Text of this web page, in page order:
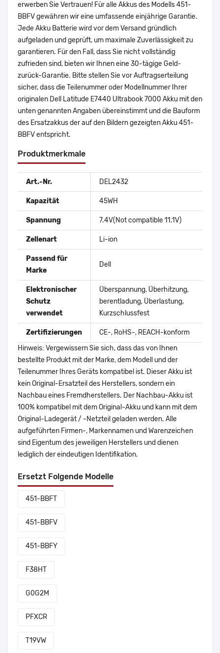
erwerben Sie Vertrauen! Für alle Akkus des Modells 451-
BBFV gewähren wir eine umfassende einjährige Garantie.
Jede Akku Batterie wird vor dem Versand gründlich
aufgeladen und geprüft, um maximale Zuverlässigkeit zu
garantieren. Für den Fall, dass Sie nicht vollständig
zufrieden sind, bieten wir Ihnen eine 30-tägige Geld-
zurück-Garantie. Bitte stellen Sie vor Auftragserteilung
sicher, dass die Teilenummer oder Modellnummer Ihrer
originalen Dell Latitude E7440 Ultrabook 7000 Akku mit den
unten genannten Angaben übereinstimmt und die Bauform
des Ersatzakkus der auf den Bildern gezeigten Akku 451-
BBFV entspricht.
Produktmerkmale
Art.-Nr. DEL2432
Kapazität 45WH
Spannung 7.4V(Not compatible 11.1V)
Zellenart Li-ion
Passend für
Marke
Dell
Elektronischer
Schutz
verwendet
Überspannung, Überhitzung,
berentladung, Überlastung,
Kurzschlussfest
Zertifizierungen
CE-, RoHS-, REACH-konform
Hinweis: Vergewissern Sie sich, dass das von Ihnen
bestellte Produkt mit der Marke, dem Modell und der
Teilenummer Ihres Geräts kompatibel ist. Dieser Akku ist
kein Original-Ersatzteil des Herstellers, sondern ein
Nachbau eines Fremdherstellers. Der Nachbau-Akku ist
100% kompatibel mit dem Original-Akku und kann mit dem
Original-Ladegerät / -Netzteil geladen werden. Alle
aufgeführten Firmen-, Markennamen und Warenzeichen
sind Eigentum des jeweiligen Herstellers und dienen
lediglich der eindeutigen Identifikation.
Ersetzt Folgende Modelle
451-BBFT
451-BBFV
451-BBFY
F38HT
G0G2M
PFXCR
T19VW